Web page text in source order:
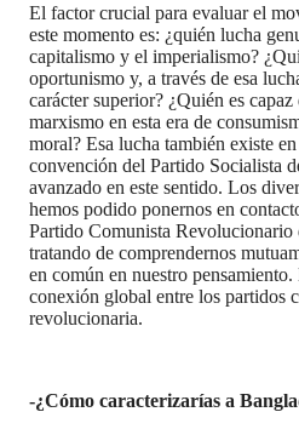
El factor crucial para evaluar el
este momento es: ¿quién lucha
capitalismo y el imperialismo?
oportunismo y, a través de esa
carácter superior? ¿Quién es
marxismo en esta era de
moral? Esa lucha también existe
convención del Partido Socialista
avanzado en este sentido. Los
hemos podido ponernos en
Partido Comunista Revolucionario
tratando de comprendernos
en común en nuestro
conexión global entre los partidos
revolucionaria.
-¿Cómo caracterizarías a